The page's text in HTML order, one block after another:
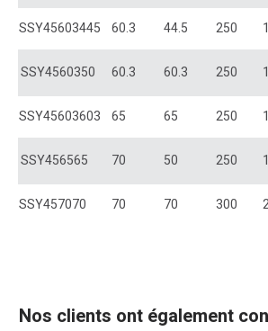
SSY45603445 60.3 44.5 250
SSY4560350 60.3 60.3 250
SSY45603603 65 65 250
SSY456565 70 50 250
SSY457070 70 70 300
Nos clients ont également